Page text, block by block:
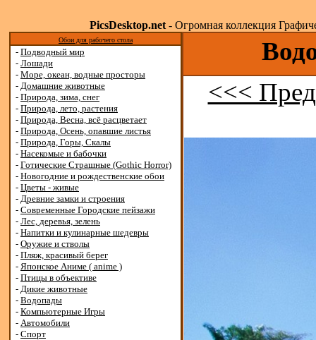
PicsDesktop.net- Огромная коллекция
Обои для рабочего стола
- Подводный мир
- Лошади
- Море, океан, водные просторы
- Домашние животные
- Природа, зима, снег
- Природа, лето, растения
- Природа, Весна, всё расцветает
- Природа, Осень, опавшие листья
- Природа, Горы, Скалы
- Насекомые и бабочки
- Готические Страшные (Gothic Horror)
- Новогодние и рождественские обои
- Цветы - живые
- Древние замки и строения
- Современные Городские пейзажи
- Лес, деревья, зелень
- Напитки и кулинарные шедевры
- Оружие и стволы
- Пляж, красивый берег
- Японское Аниме ( anime )
- Птицы в объективе
- Дикие животные
- Водопады
- Компьютерные Игры
- Автомобили
- Спорт
<<<